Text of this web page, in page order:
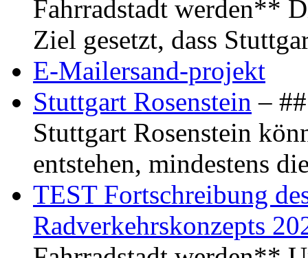
Fahrradstadt werden**
Ziel gesetzt, dass
E-Mailersand-projekt
Stuttgart Rosenstein –
Stuttgart Rosenstein
entstehen, mindestens
TEST Fortschreibung
Radverkehrskonzepts